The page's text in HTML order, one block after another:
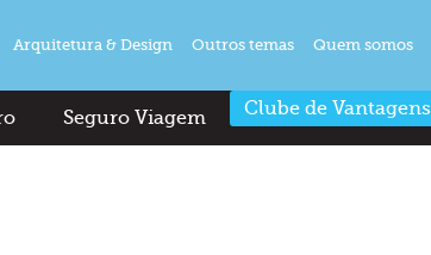
Arquitetura & Design Outros temas Quem somos
Seguro Viagem Clube de Vantagens